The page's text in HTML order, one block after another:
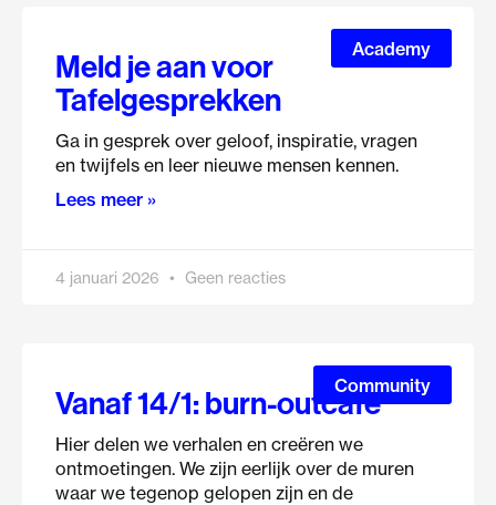
Academy
Meld je aan voor
Tafelgesprekken
Ga in gesprek over geloof, inspiratie, vragen
en twijfels en leer nieuwe mensen kennen.
Lees meer »
4 januari 2026 Geen reacties
Community
Vanaf 14/1: burn-outcafé
Hier delen we verhalen en creëren we
ontmoetingen. We zijn eerlijk over de muren
waar we tegenop gelopen zijn en de